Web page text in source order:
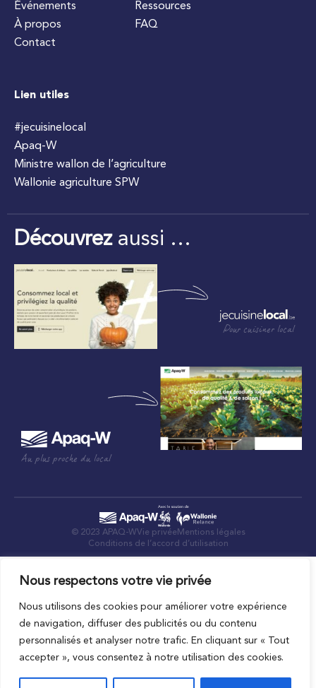
Nous respectons votre vie privée
Nous utilisons des cookies pour améliorer votre expérience
de navigation, diffuser des publicités ou du contenu
personnalisés et analyser notre trafic. En cliquant sur « Tout
accepter », vous consentez à notre utilisation des cookies.
Événements
À propos
Contact
Ressources
FAQ
Lien utiles
#jecuisinelocal
Apaq-W
Ministre wallon de l’agriculture
Wallonie agriculture SPW
Découvrezaussi …
Pour cuisiner local
Au plus proche du local
© 2023 APAQ-WVie privée Mentions légales
Conditions de l’accord d’utilisation